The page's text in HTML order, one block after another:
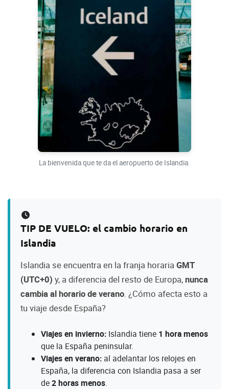
La bienvenida que te da el aeropuerto de Islandia.
TIP DE VUELO: el cambio horario en
Islandia
Islandia se encuentra en la franja horaria GMT
(UTC+0) y, a diferencia del resto de Europa,nunca
cambia al horario de verano. ¿Cómo afecta esto a
tu viaje desde España?
Viajes en invierno: Islandia tiene 1 hora menos
que la España peninsular.
Viajes en verano: al adelantar los relojes en
España, la diferencia con Islandia pasa a ser
de2 horas menos.